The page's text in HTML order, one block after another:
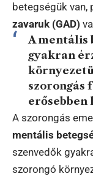
betegségük van,
zavaruk (GAD)
A mentális
gyakran
szorongás
erősebben
A szorongás
mentális
szenvedők
szorongó